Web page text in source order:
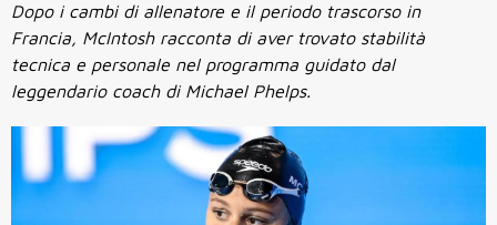
Dopo i cambi di allenatore e il periodo trascorso in
Francia, McIntosh racconta di aver trovato stabilità
tecnica e personale nel programma guidato dal
leggendario coach di Michael Phelps.